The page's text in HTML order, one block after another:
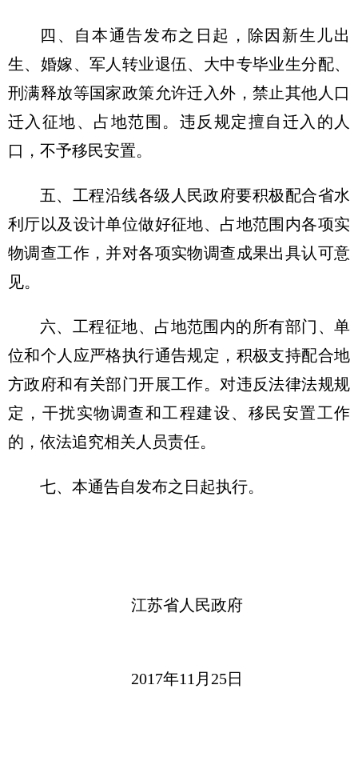
四、自本通告发布之日起，除因新生儿出
生、婚嫁、军人转业退伍、大中专毕业生分配、
刑满释放等国家政策允许迁入外，禁止其他人口
迁入征地、占地范围。违反规定擅自迁入的人
口，不予移民安置。
五、工程沿线各级人民政府要积极配合省水
利厅以及设计单位做好征地、占地范围内各项实
物调查工作，并对各项实物调查成果出具认可意
见。
六、工程征地、占地范围内的所有部门、单
位和个人应严格执行通告规定，积极支持配合地
方政府和有关部门开展工作。对违反法律法规规
定，干扰实物调查和工程建设、移民安置工作
的，依法追究相关人员责任。
七、本通告自发布之日起执行。
江苏省人民政府
2017年11月25日